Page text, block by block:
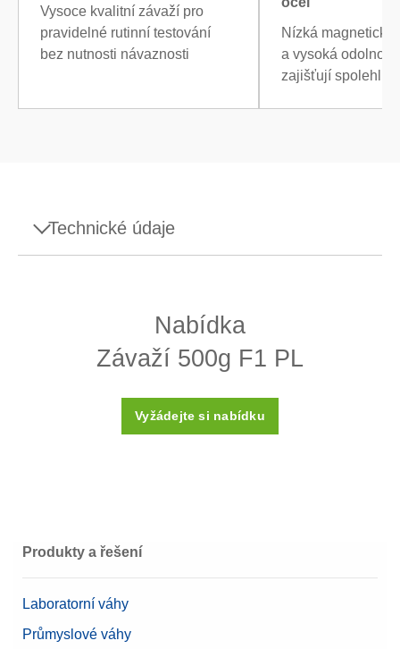
Vysoce kvalitní závaží pro
pravidelné rutinní testování
bez nutnosti návaznosti
Nízká magnetická
a vysoká odolnost
zajišťují
Technické údaje
Jednodílný (monoblok)
8000 (± 60) kg/m3
< 0,2
Kalibrační certifikát Ne
Nominální hodnota
Nabídka
Závaží 500g F1 PL
Vyžádejte si nabídku
Produkty a řešení
Laboratorní váhy
Průmyslové váhy